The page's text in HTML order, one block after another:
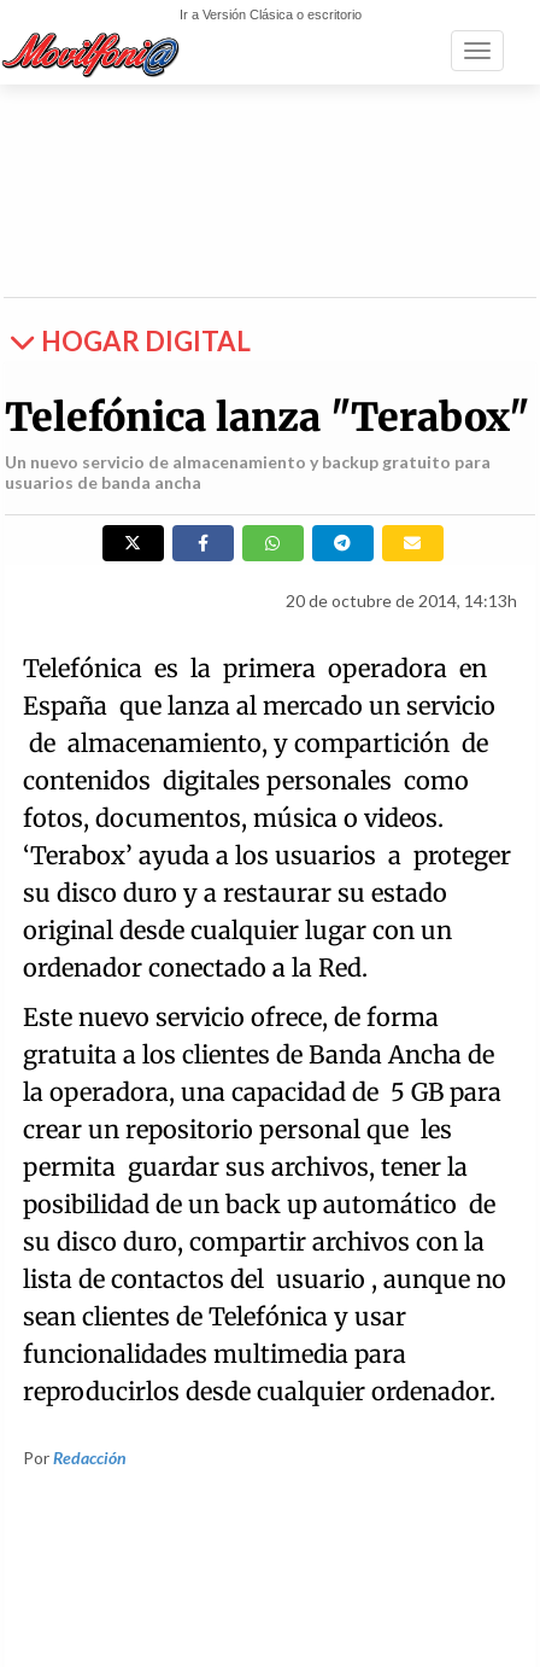
Ir a Versión Clásica o escritorio
Toggle
HOGAR DIGITAL
Telefónica lanza "Terabox"
Un nuevo servicio de almacenamiento y backup gratuito para
usuarios de banda ancha
20 de octubre de 2014, 14:13h
Telefónica es la primera operadora en
España que lanza al mercado un servicio
de almacenamiento, y compartición de
contenidos digitales personales como
fotos, documentos, música o videos.
‘Terabox’ ayuda a los usuarios a proteger
su disco duro y a restaurar su estado
original desde cualquier lugar con un
ordenador conectado a la Red.
Este nuevo servicio ofrece, de forma
gratuita a los clientes de Banda Ancha de
la operadora, una capacidad de 5 GB para
crear un repositorio personal que les
permita guardar sus archivos, tener la
posibilidad de un back up automático de
su disco duro, compartir archivos con la
lista de contactos del usuario , aunque no
sean clientes de Telefónica y usar
funcionalidades multimedia para
reproducirlos desde cualquier ordenador.
PorRedacción